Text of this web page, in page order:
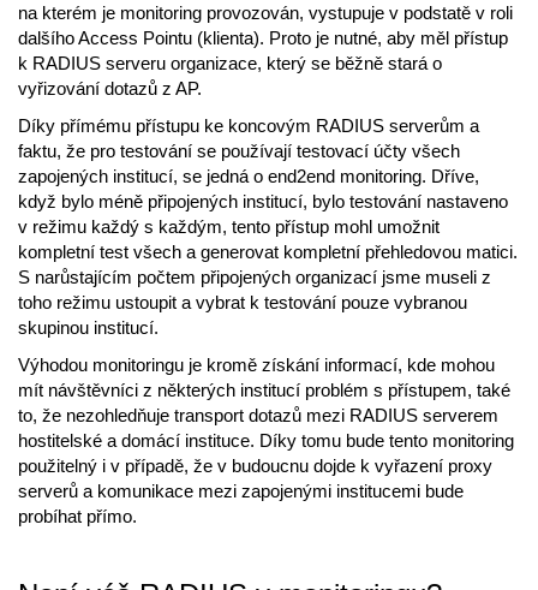
na kterém je monitoring provozován, vystupuje v podstatě v roli
dalšího Access Pointu (klienta). Proto je nutné, aby měl přístup
k RADIUS serveru organizace, který se běžně stará o
vyřizování dotazů z AP.
Díky přímému přístupu ke koncovým RADIUS serverům a
faktu, že pro testování se používají testovací účty všech
zapojených institucí, se jedná o end2end monitoring. Dříve,
když bylo méně připojených institucí, bylo testování nastaveno
v režimu každý s každým, tento přístup mohl umožnit
kompletní test všech a generovat kompletní přehledovou matici.
S narůstajícím počtem připojených organizací jsme museli z
toho režimu ustoupit a vybrat k testování pouze vybranou
skupinou institucí.
Výhodou monitoringu je kromě získání informací, kde mohou
mít návštěvníci z některých institucí problém s přístupem, také
to, že nezohledňuje transport dotazů mezi RADIUS serverem
hostitelské a domácí instituce. Díky tomu bude tento monitoring
použitelný i v případě, že v budoucnu dojde k vyřazení proxy
serverů a komunikace mezi zapojenými institucemi bude
probíhat přímo.